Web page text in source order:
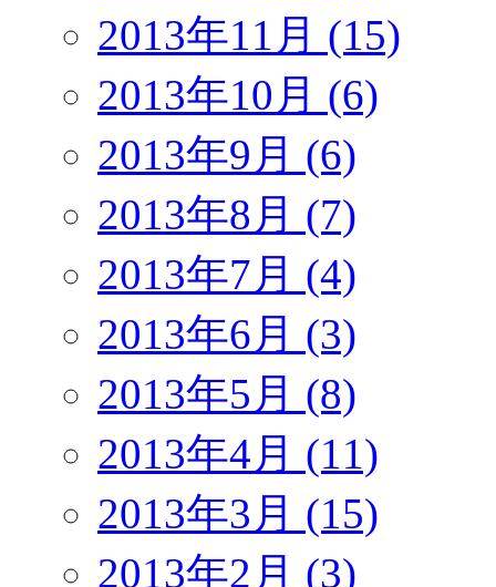
2013年11月 (15)
2013年10月 (6)
2013年9月 (6)
2013年8月 (7)
2013年7月 (4)
2013年6月 (3)
2013年5月 (8)
2013年4月 (11)
2013年3月 (15)
2013年2月 (3)